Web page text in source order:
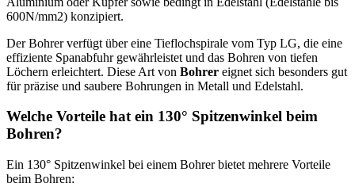
600N/mm2) konzipiert.
Der Bohrer verfügt über eine Tieflochspirale vom Typ LG, die eine
effiziente Spanabfuhr gewährleistet und das Bohren von tiefen
Löchern erleichtert. Diese Art von Bohrer eignet sich besonders gut
für präzise und saubere Bohrungen in Metall und Edelstahl.
Welche Vorteile hat ein 130° Spitzenwinkel beim
Bohren?
Ein 130° Spitzenwinkel bei einem Bohrer bietet mehrere Vorteile
beim Bohren: